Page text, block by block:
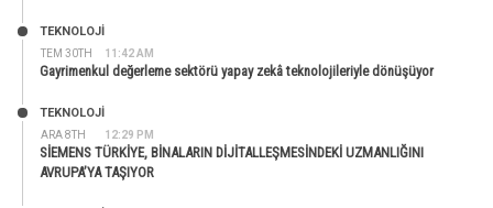
TEM 30TH 11:42 AM
TEKNOLOJİ
Gayrimenkul değerleme sektörü yapay zekâ teknolojileriyle dönüşüyor
ARA 8TH 12:29 PM
TEKNOLOJİ
SİEMENS TÜRKİYE, BİNALARIN DİJİTALLEŞMESİNDEKİ UZMANLIĞINI
AVRUPA’YA TAŞIYOR